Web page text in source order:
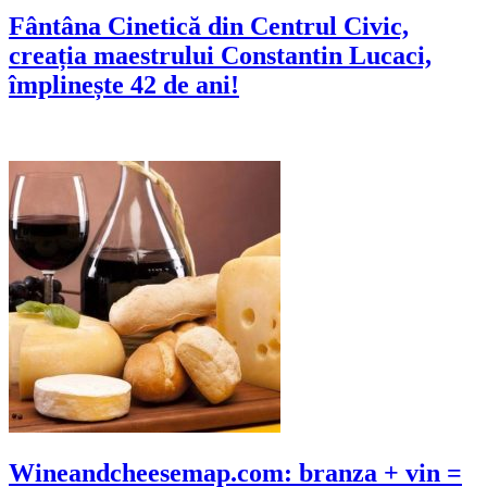
Fântâna Cinetică din Centrul Civic,
creația maestrului Constantin Lucaci,
împlinește 42 de ani!
Wineandcheesemap.com: branza + vin =